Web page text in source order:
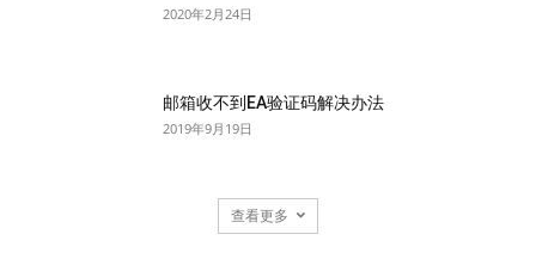
2020年2月24日
邮箱收不到EA验证码解决办法
2019年9月19日
查看更多